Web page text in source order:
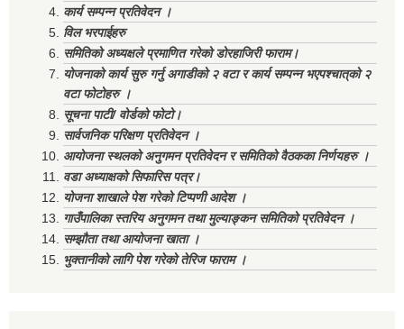
कार्य सम्पन्न प्रतिवेदन ।
विल भरपाईहरु
समितिको अध्यक्षले प्रमाणित गरेको डोरहाजिरी फाराम।
योजनाको कार्य सुरु गर्नु अगाडीको २ वटा र कार्य सम्पन्न भएपश्चात्‌को २
वटा फोटोहरु ।
सूचना पाटी/ वोर्डको फोटो।
सार्वजनिक परिक्षण प्रतिवेदन ।
आयोजना स्थलको अनुगमन प्रतिवेदन र समितिको वैठकका निर्णयहरु ।
वडा अध्याक्षको सिफारिस पत्र।
योजना शाखाले पेश गरेको टिप्पणी आदेश ।
गाउँपालिका स्तरिय अनुगमन तथा मुल्याङ्कन समितिको प्रतिवेदन ।
सम्झौता तथा आयोजना खाता ।
भुक्तानीको लागि पेश गरेको तेरिज फाराम ।